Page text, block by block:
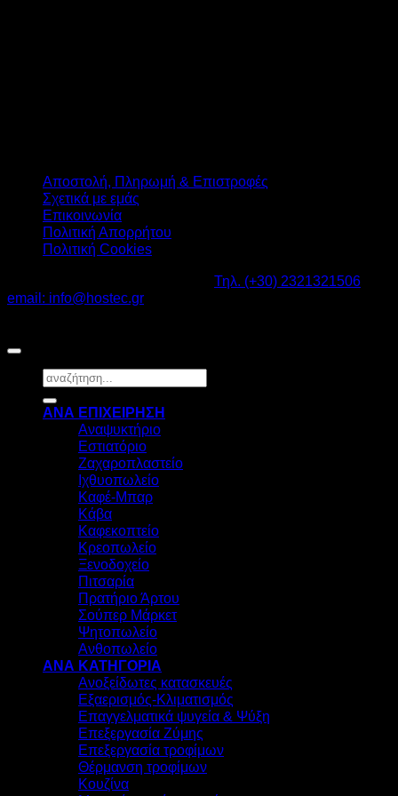
Αποστολή, Πληρωμή & Επιστροφές
Σχετικά με εμάς
Επικοινωνία
Πολιτική Απορρήτου
Πολιτική Cookies
Τηλ. (+30) 2321321506
email: info@hostec.gr
Αναζήτηση
για:
ΑΝΑ ΕΠΙΧΕΙΡΗΣΗ
Αναψυκτήριο
Εστιατόριο
Ζαχαροπλαστείο
Ιχθυοπωλείο
Καφέ-Μπαρ
Κάβα
Καφεκοπτείο
Κρεοπωλείο
Ξενοδοχείο
Πιτσαρία
Πρατήριο Άρτου
Σούπερ Μάρκετ
Ψητοπωλείο
Ανθοπωλείο
ΑΝΑ ΚΑΤΗΓΟΡΙΑ
Ανοξείδωτες κατασκευές
Εξαερισμός-Κλιματισμός
Επαγγελματικά ψυγεία & Ψύξη
Επεξεργασία Ζύμης
Επεξεργασία τροφίμων
Θέρμανση τροφίμων
Κουζίνα